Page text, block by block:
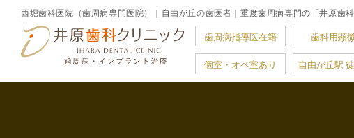
歯周病指導医在籍 歯科用顕
個室・オペ室あり 自由が丘駅